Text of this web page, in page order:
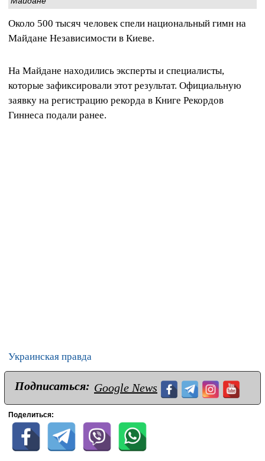
Около 500 тысяч человек спели национальный гимн на
Майдане Независимости в Киеве.
На Майдане находились эксперты и специалисты,
которые зафиксировали этот результат. Официальную
заявку на регистрацию рекорда в Книге Рекордов
Гиннеса подали ранее.
Украинская правда
Подписаться: Google News
Поделиться: